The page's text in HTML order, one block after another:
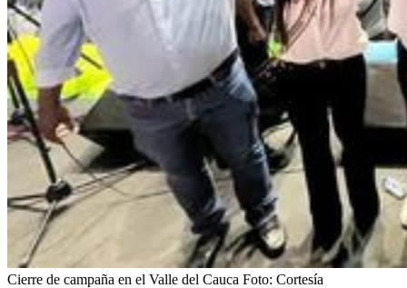
Cierre de campaña en el Valle del Cauca Foto: Cortesía